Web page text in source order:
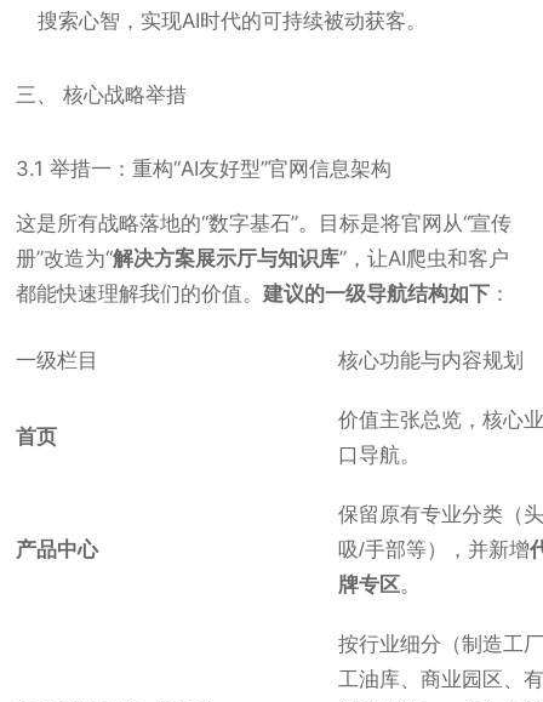
搜索心智，实现AI时代的可持续被动获客。
三、 核心战略举措
3.1 举措一：重构“AI友好型”官网信息架构
这是所有战略落地的“数字基石”。目标是将官网从“宣传
册”改造为“解决方案展示厅与知识库”，让AI爬虫和客户
都能快速理解我们的价值。建议的一级导航结构如下 ：
一级栏目 核心功能与内容规划
首页
价值主张总览，核心
口导航。
产品中心
保留原有专业分类（
吸/手部等），并新增
牌专区。
按行业细分（制造工
工油库、商业园区、